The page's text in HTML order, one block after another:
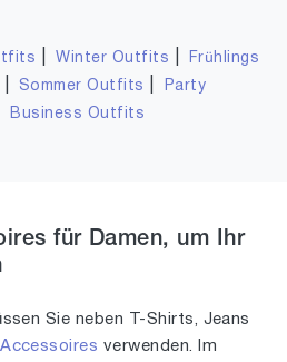
|Winter Outfits
Frühlings
Sommer Outfits
Party
Business Outfits
für Damen, um Ihr
Sie neben T-Shirts, Jeans
Accessoires verwenden. Im